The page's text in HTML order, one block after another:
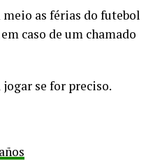
as férias do futebol
caso de um chamado
se for preciso.